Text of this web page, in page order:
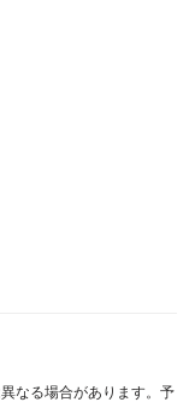
なる場合があります。予